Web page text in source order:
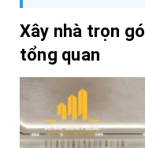
Xây nhà trọn
tổng quan